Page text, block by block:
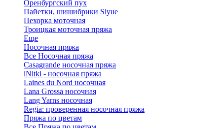
Оренбургский пух
Пайетки, шишибрики Siyue
Пехорка моточная
Троицкая моточная пряжа
Еще
Носочная пряжа
Все Носочная пряжа
Casagrande носочная пряжа
iNitki - носочная пряжа
Laines du Nord носочная
Lana Grossa носочная
Lang Yarns носочная
Regia: проверенная носочная пряжа
Пряжа по цветам